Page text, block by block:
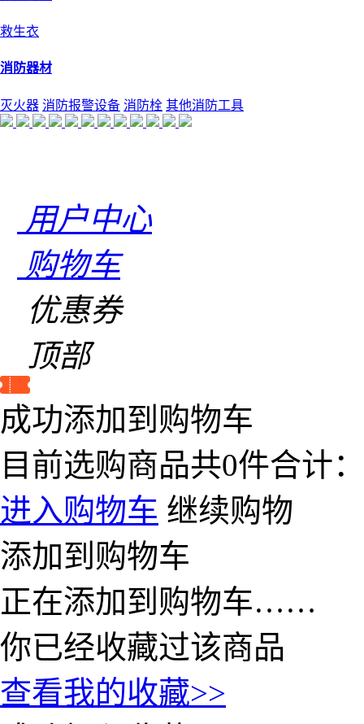
救生衣
消防器材
灭火器 消防报警设备 消防栓 其他消防工具
用户中心
购物车
优惠券
顶部
成功添加到购物车
目前选购商品共0件合计：
进入购物车 继续购物
添加到购物车
正在添加到购物车……
你已经收藏过该商品
查看我的收藏>>